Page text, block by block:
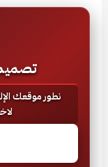
نطور موقعك